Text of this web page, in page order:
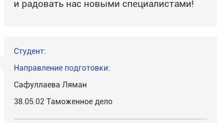
и радовать нас новыми специалистами!
Студент:
Направление подготовки:
Сафуллаева Ляман
38.05.02 Таможенное дело